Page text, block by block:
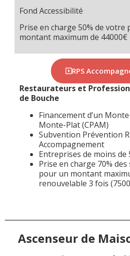
Fond Accessibilité
Prise en charge 50% de
montant maximum de 44000€
RPS
Restaurateurs et
de Bouche
Financement d’un
Monte-Plat (CPAM)
Subvention Prévention
Accompagnement
Entreprises de moins de
Prise en charge 70%
pour un montant
renouvelable 3 fois
Ascenseur de